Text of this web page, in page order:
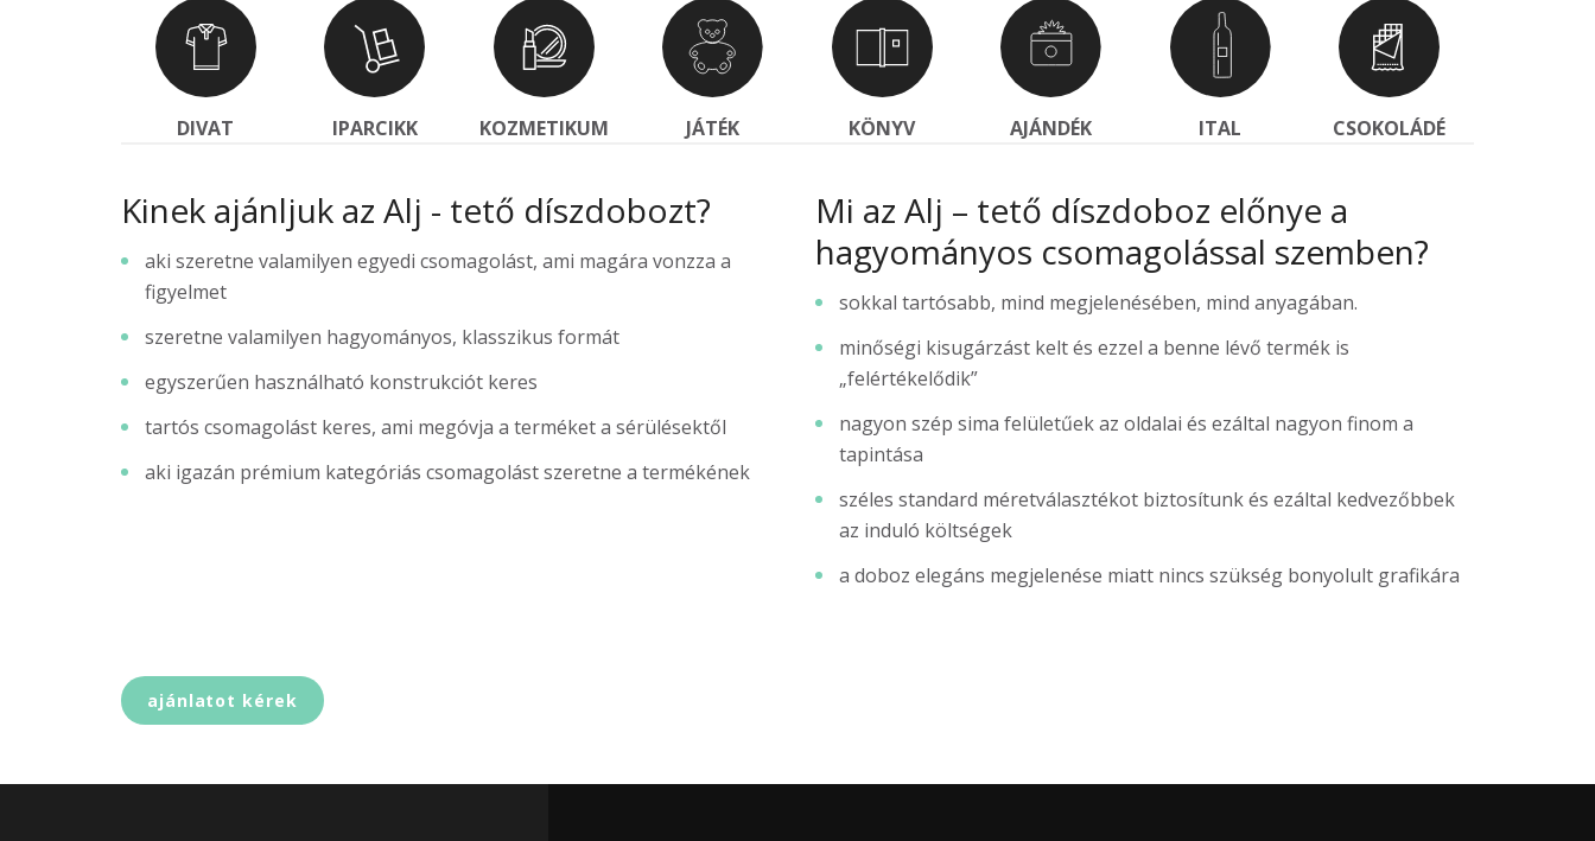
DIVAT IPARCIKK KOZMETIKUM JÁTÉK KÖNYV AJÁNDÉK ITAL CSOKOLÁDÉ
Kinek ajánljuk az Alj - tető díszdobozt?
aki szeretne valamilyen egyedi csomagolást, ami magára vonzza a
figyelmet
szeretne valamilyen hagyományos, klasszikus formát
egyszerűen használható konstrukciót keres
tartós csomagolást keres, ami megóvja a terméket a sérülésektől
aki igazán prémium kategóriás csomagolást szeretne a termékének
Mi az Alj – tető díszdoboz előnye a
hagyományos csomagolással szemben?
sokkal tartósabb, mind megjelenésében, mind anyagában.
minőségi kisugárzást kelt és ezzel a benne lévő termék is
„felértékelődik”
nagyon szép sima felületűek az oldalai és ezáltal nagyon finom a
tapintása
széles standard méretválasztékot biztosítunk és ezáltal kedvezőbbek
az induló költségek
a doboz elegáns megjelenése miatt nincs szükség bonyolult grafikára
ajánlatot kérek